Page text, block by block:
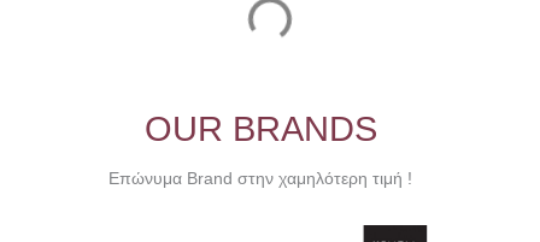
OUR BRANDS
Επώνυμα Brand στην χαμηλότερη τιμή !